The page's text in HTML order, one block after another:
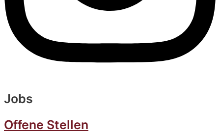
Jobs
Offene Stellen